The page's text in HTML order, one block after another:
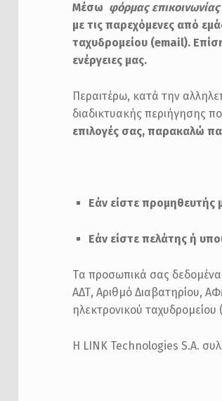
Μέσω φόρμας
με τις παρεχόμενες από
ταχυδρομείου (email).
ενέργειες μας.
Περαιτέρω, κατά την
διαδικτυακής περιήγησης
επιλογές σας, παρακαλώ
Εάν είστε
Εάν είστε πελάτης ή
Tα προσωπικά σας δεδομένα
ΑΔΤ, Αριθμό Διαβατηρίου,
ηλεκτρονικού ταχυδρομείου
Η LINK Technologies S.A.